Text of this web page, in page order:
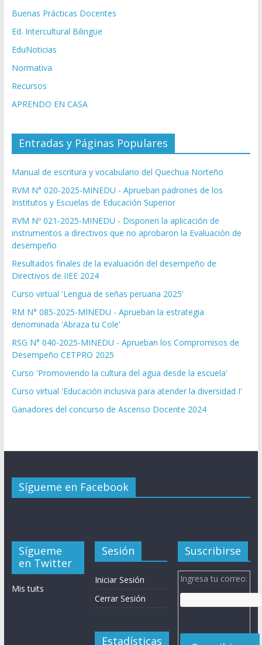
Buenas Prácticas Docentes
Ed. Intercultural Bilingüe
EduNoticias
Normativa
Recursos
APRENDO EN CASA
Entradas y Páginas Populares
Manual de escritura y vocabulario del Quechua Norteño
RVM N° 020-2025-MINEDU - Aprueban padrones de los
Institutos y Escuelas de Educación Superior
RVM Nº 021-2025-MINEDU - Disponen la aplicación de
instrumentos a directivos que no aprobaron la Evaluación de
desempeño
Resultados finales de la evaluación del desempeño de
Directivos de IIEE 2024
Curso virtual 'Lengua de señas peruana 2025'
RM N° 085-2025-MINEDU - Aprueban la estrategia
denominada 'Abraza tu Cole'
RSG N° 040-2025-MINEDU - Aprueban los Compromisos de
Desempeño CETPRO 2025
Curso 'Promoviendo la cultura del agua desde la escuela'
Curso virtual 'Educación inclusiva para atender la diversidad I'
Ganadores del concurso de Ascenso Docente 2024
Sígueme en Facebook
Sígueme
en Twitter
Mis tuits
Sesión
Iniciar Sesión
Cerrar Sesión
Estadísticas
Suscribirse
Ingresa tu correo: